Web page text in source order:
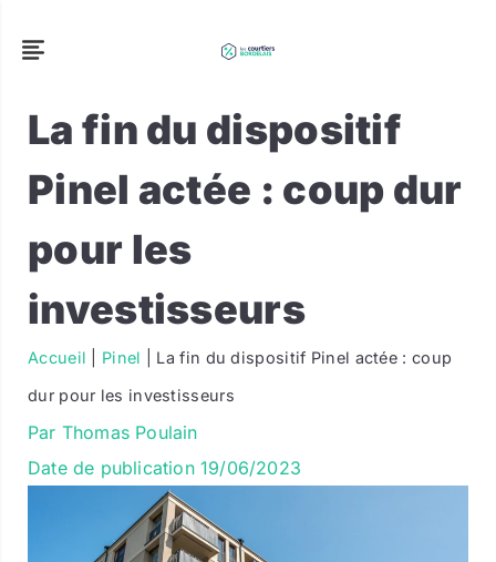
La fin du dispositif
Pinel actée : coup dur
pour les
investisseurs
Accueil Pinel
La fin du dispositif Pinel actée : coup
dur pour les investisseurs
Par Thomas Poulain
Date de publication 19/06/2023